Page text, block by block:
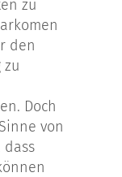
zu
den
zu
Doch
von
dass